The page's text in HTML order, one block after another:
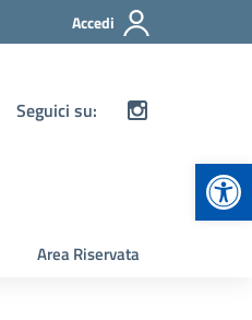
Accedi
Seguici su:
Area Riservata